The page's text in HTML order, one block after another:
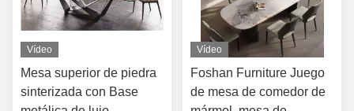
Vídeo
Mesa superior de piedra
sinterizada con Base
Vídeo
Foshan Furniture Juego
de mesa de comedor de